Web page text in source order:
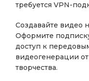
требуется VPN-
Создавайте видео
Оформите
доступ к
видеогенерации
творчества.